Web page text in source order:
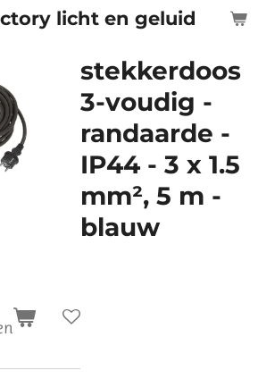
licht en geluid
stekkerdoos
3-voudig -
randaarde -
IP44 - 3 x 1.5
mm², 5 m -
blauw